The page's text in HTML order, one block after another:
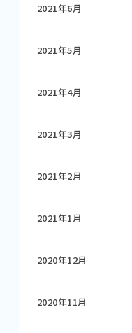
2021年6月
2021年5月
2021年4月
2021年3月
2021年2月
2021年1月
2020年12月
2020年11月